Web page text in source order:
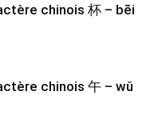
chinois 杯 – bēi
chinois 午 – wǔ